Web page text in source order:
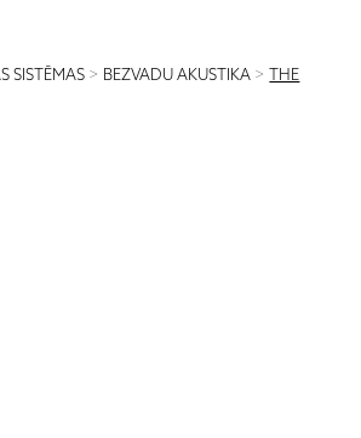
SISTĒMAS > BEZVADU AKUSTIKA > THE